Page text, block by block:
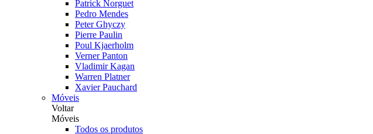
Patrick Norguet
Pedro Mendes
Peter Ghyczy
Pierre Paulin
Poul Kjaerholm
Verner Panton
Vladimir Kagan
Warren Platner
Xavier Pauchard
Móveis
Voltar
Móveis
Todos os produtos